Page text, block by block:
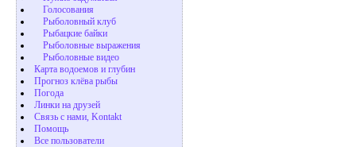
Голосования
Рыболовный клуб
Рыбацкие байки
Рыболовные выражения
Рыболовные видео
Карта водоемов и глубин
Прогноз клёва рыбы
Погода
Линки на друзей
Связь с нами, Kontakt
Помощь
Все пользователи